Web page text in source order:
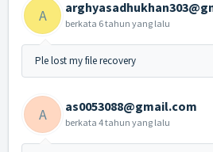
A berkata 6 tahun yang lalu
Ple lost my file recovery
A as0053088@gmail.com
berkata 4 tahun yang lalu